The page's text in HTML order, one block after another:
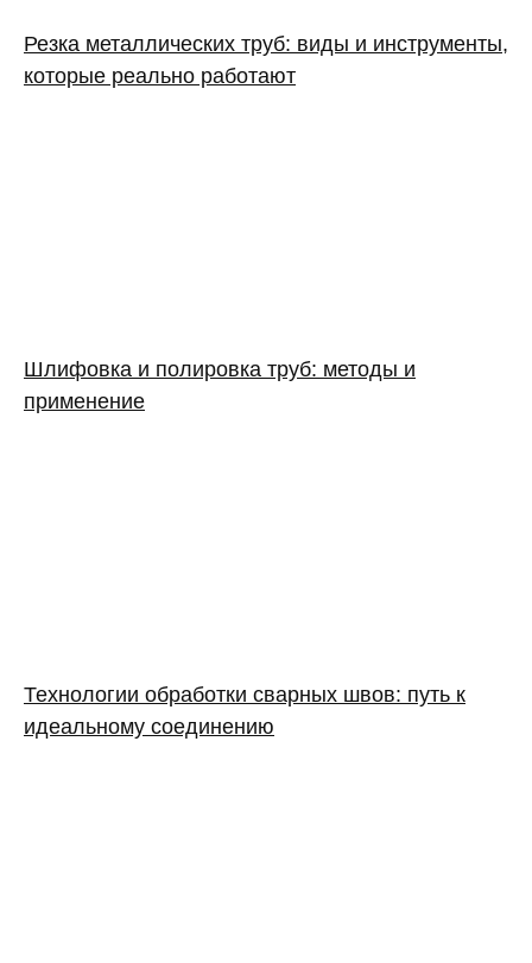
Резка металлических труб: виды и инструменты,
которые реально работают
Шлифовка и полировка труб: методы и
применение
Технологии обработки сварных швов: путь к
идеальному соединению